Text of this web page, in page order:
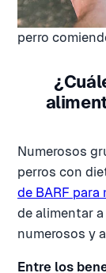
perro
Numerosos
perros con
de BARF para
de alimentar
numerosos y
Entre los